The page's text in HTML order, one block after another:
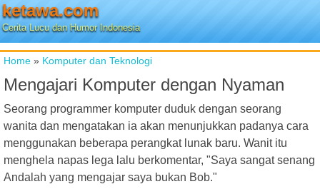
ketawa.com
Cerita Lucu dan Humor Indonesia
Home » Komputer dan Teknologi
Mengajari Komputer dengan Nyaman
Seorang programmer komputer duduk dengan seorang
wanita dan mengatakan ia akan menunjukkan padanya cara
menggunakan beberapa perangkat lunak baru. Wanit itu
menghela napas lega lalu berkomentar, "Saya sangat senang
Andalah yang mengajar saya bukan Bob."